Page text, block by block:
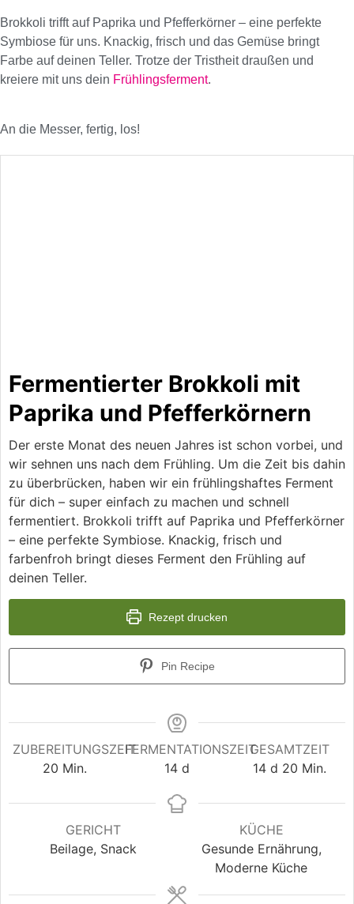
Brokkoli trifft auf Paprika und Pfefferkörner – eine perfekte
Symbiose für uns. Knackig, frisch und das Gemüse bringt
Farbe auf deinen Teller. Trotze der Tristheit draußen und
kreiere mit uns dein Frühlingsferment.
An die Messer, fertig, los!
Fermentierter Brokkoli mit
Paprika und Pfefferkörnern
Der erste Monat des neuen Jahres ist schon vorbei, und
wir sehnen uns nach dem Frühling. Um die Zeit bis dahin
zu überbrücken, haben wir ein frühlingshaftes Ferment
für dich – super einfach zu machen und schnell
fermentiert. Brokkoli trifft auf Paprika und Pfefferkörner
– eine perfekte Symbiose. Knackig, frisch und
farbenfroh bringt dieses Ferment den Frühling auf
deinen Teller.
Rezept drucken
Pin Recipe
ZUBEREITUNGSZEIT
20 Min.
FERMENTATIONSZEIT
14 d
GESAMTZEIT
14 d 20 Min.
GERICHT
Beilage, Snack
KÜCHE
Gesunde Ernährung,
Moderne Küche